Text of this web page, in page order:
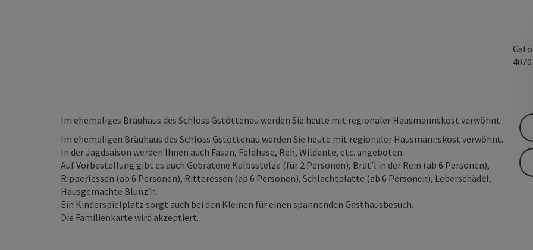
4070
Im ehemaliges Bräuhaus des Schloss Gstöttenau werden Sie heute mit regionaler Hausmannskost verwöhnt.
Im ehemaligen Bräuhaus des Schloss Gstöttenau werden Sie heute mit regionaler Hausmannskost verwöhnt.
In der Jagdsaison werden Ihnen auch Fasan, Feldhase, Reh, Wildente, etc. angeboten.
Auf Vorbestellung gibt es auch Gebratene Kalbsstelze (für 2 Personen), Brat’l in der Rein (ab 6 Personen),
Ripperlessen (ab 6 Personen), Ritteressen (ab 6 Personen), Schlachtplatte (ab 6 Personen), Leberschädel,
Hausgemachte Blunz’n.
Ein Kinderspielplatz sorgt auch bei den Kleinen für einen spannenden Gasthausbesuch.
Die Familienkarte wird akzeptiert.